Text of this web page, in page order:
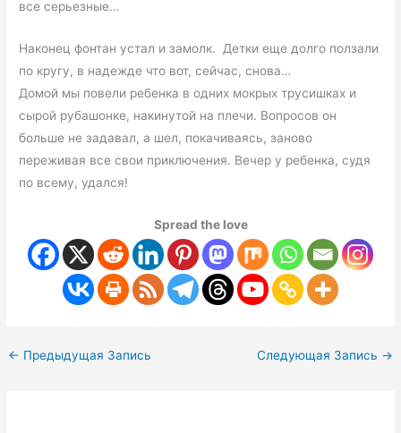
все серьезные…
Наконец фонтан устал и замолк. Детки еще долго ползали
по кругу, в надежде что вот, сейчас, снова…
Домой мы повели ребенка в одних мокрых трусишках и
сырой рубашонке, накинутой на плечи. Вопросов он
больше не задавал, а шел, покачиваясь, заново
переживая все свои приключения. Вечер у ребенка, судя
по всему, удался!
Spread the love
← Предыдущая Запись Следующая Запись →